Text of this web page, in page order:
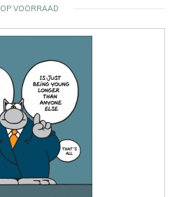
OP VOORRAAD